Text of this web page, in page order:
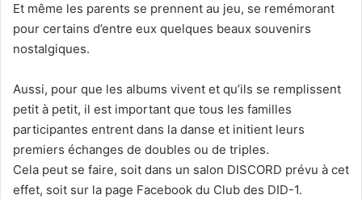
Et même les parents se prennent au jeu, se remémorant
pour certains d’entre eux quelques beaux souvenirs
nostalgiques.
Aussi, pour que les albums vivent et qu’ils se remplissent
petit à petit, il est important que tous les familles
participantes entrent dans la danse et initient leurs
premiers échanges de doubles ou de triples.
Cela peut se faire, soit dans un salon DISCORD prévu à cet
effet, soit sur la page Facebook du Club des DID-1.